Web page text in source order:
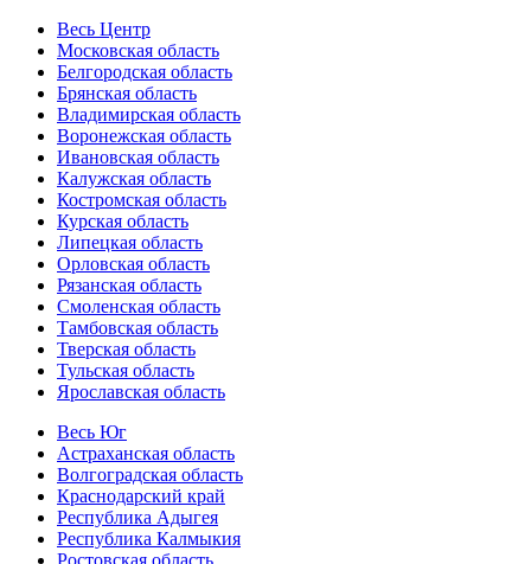
Весь Центр
Московская область
Белгородская область
Брянская область
Владимирская область
Воронежская область
Ивановская область
Калужская область
Костромская область
Курская область
Липецкая область
Орловская область
Рязанская область
Смоленская область
Тамбовская область
Тверская область
Тульская область
Ярославская область
Весь Юг
Астраханская область
Волгоградская область
Краснодарский край
Республика Адыгея
Республика Калмыкия
Ростовская область